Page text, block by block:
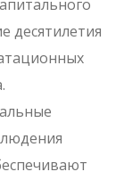
десятилетия